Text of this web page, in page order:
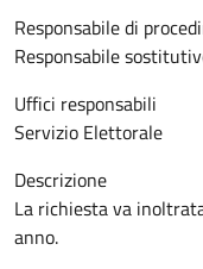
Responsabile di
Responsabile
Uffici responsabili
Servizio Elettorale
Descrizione
La richiesta va
anno.